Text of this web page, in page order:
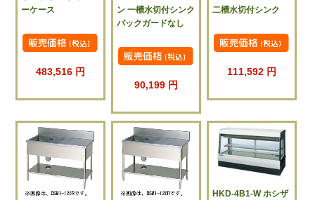
ーケース
483,516 円
ン 一槽水切付シンク
バックガードなし
90,199 円
二槽水切付シンク
111,592 円
HKD-4B1-W ホシザ